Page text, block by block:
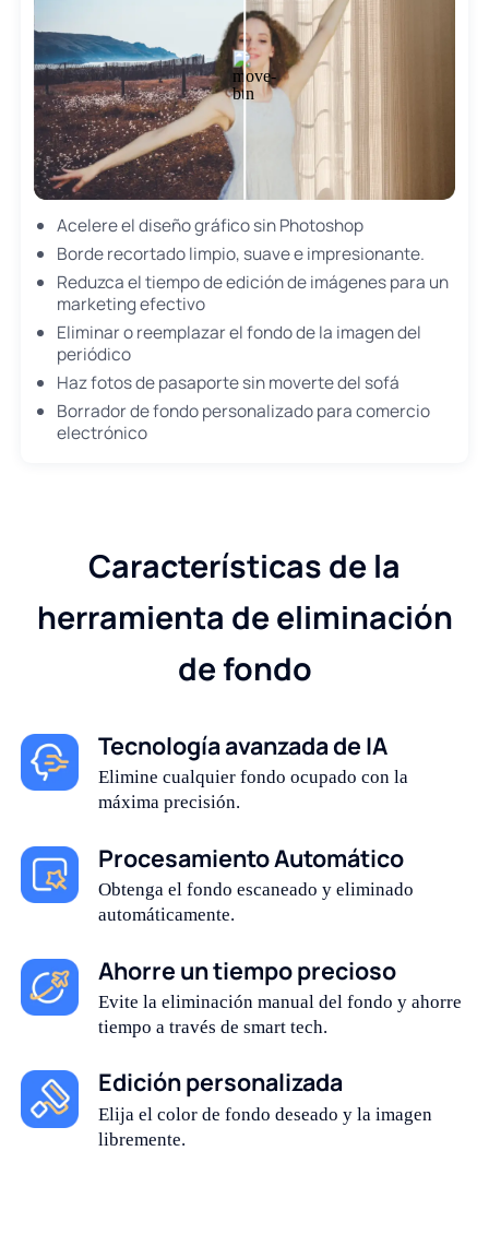
Acelere el diseño gráfico sin Photoshop
Borde recortado limpio, suave e impresionante.
Reduzca el tiempo de edición de imágenes para un
marketing efectivo
Eliminar o reemplazar el fondo de la imagen del
periódico
Haz fotos de pasaporte sin moverte del sofá
Borrador de fondo personalizado para comercio
electrónico
Características de la
herramienta de eliminación
de fondo
Tecnología avanzada de IA
Elimine cualquier fondo ocupado con la
máxima precisión.
Procesamiento Automático
Obtenga el fondo escaneado y eliminado
automáticamente.
Ahorre un tiempo precioso
Evite la eliminación manual del fondo y ahorre
tiempo a través de smart tech.
Edición personalizada
Elija el color de fondo deseado y la imagen
libremente.